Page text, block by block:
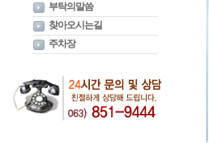
부탁의말씀
찾아오시는길
주차장